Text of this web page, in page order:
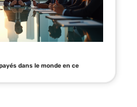
dans le monde en ce